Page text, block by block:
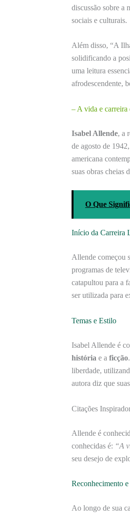
discussão sobre a
sociais e culturais.
Além disso, “A
solidificando a
uma leitura
afrodescendente,
– A vida e
Isabel Allende, a
de agosto de
americana
suas obras cheias
O Que
Início da Carreira
Allende começou
programas de
catapultou para a
ser utilizada para
Temas e Estilo
Isabel Allende é
história e a ficção
liberdade,
autora diz que
Citações
Allende é
conhecidas é: “A
seu desejo de
Reconhecimento
Ao longo de sua